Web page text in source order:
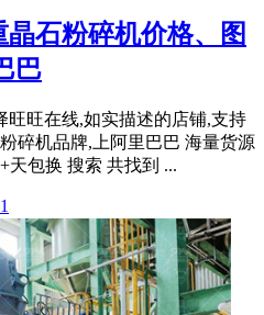
石粉碎机价格、图
巴
旺旺在线,如实描述的店铺,支持
碎机品牌,上阿里巴巴 海量货源
天包换 搜索 共找到 ...